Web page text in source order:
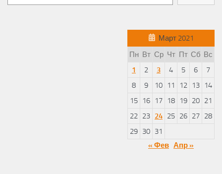
Март 2021
Пн Вт Ср Чт Пт Сб Вс
1
2 3 4 5 6
7
8
9 10 11 12 13
14
15
16 17 18 19 20 21
22 23 24 25 26 27 28
29 30 31
« Фев Апр »